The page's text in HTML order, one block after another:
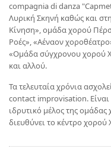
compagnia di danza
Λυρική Σκηνή καθώς και
Κίνηση», ομάδα χορού
Ροές», «Αέναον
«Ομάδα σύγχρονου χορού
και αλλού.
Τα τελευταία χρόνια
contact improvisation.
ιδρυτικό μέλος της
διευθύνει το κέντρο